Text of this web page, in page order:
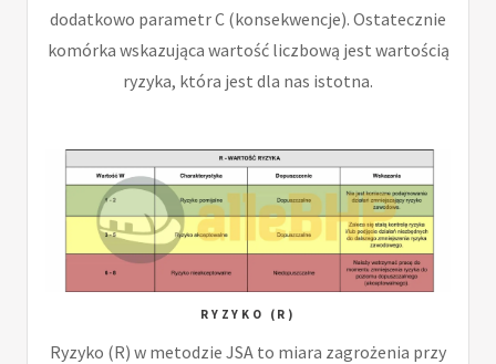
dodatkowo parametr C (konsekwencje). Ostatecznie
komórka wskazująca wartość liczbową jest wartością
ryzyka, która jest dla nas istotna.
RYZYKO (R)
Ryzyko (R) w metodzie JSA to miara zagrożenia przy